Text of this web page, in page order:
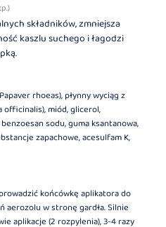
składników, zmniejsza
kaszlu suchego i łagodzi
rhoeas), płynny wyciąg z
officinalis), miód, glicerol,
sodu, guma ksantanowa,
zapachowe, acesulfam K,
końcówkę aplikatora do
w stronę gardła. Silnie
aplikacje (2 rozpylenia), 3-4 razy